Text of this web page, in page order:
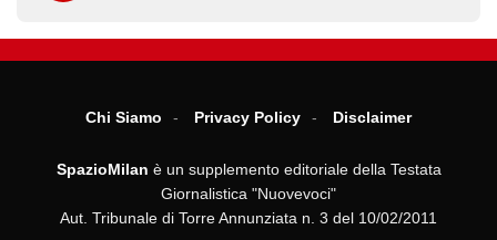
Chi Siamo Privacy Policy Disclaimer
SpazioMilan è un supplemento editoriale della Testata
Giornalistica "Nuovevoci"
Aut. Tribunale di Torre Annunziata n. 3 del 10/02/2011